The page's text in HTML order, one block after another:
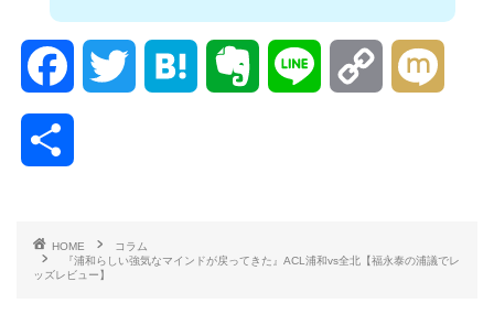
b
HOME
コラム
『浦和らしい強気なマインドが戻ってきた』ACL浦和vs全北【福永泰の浦議でレ
ッズレビュー】